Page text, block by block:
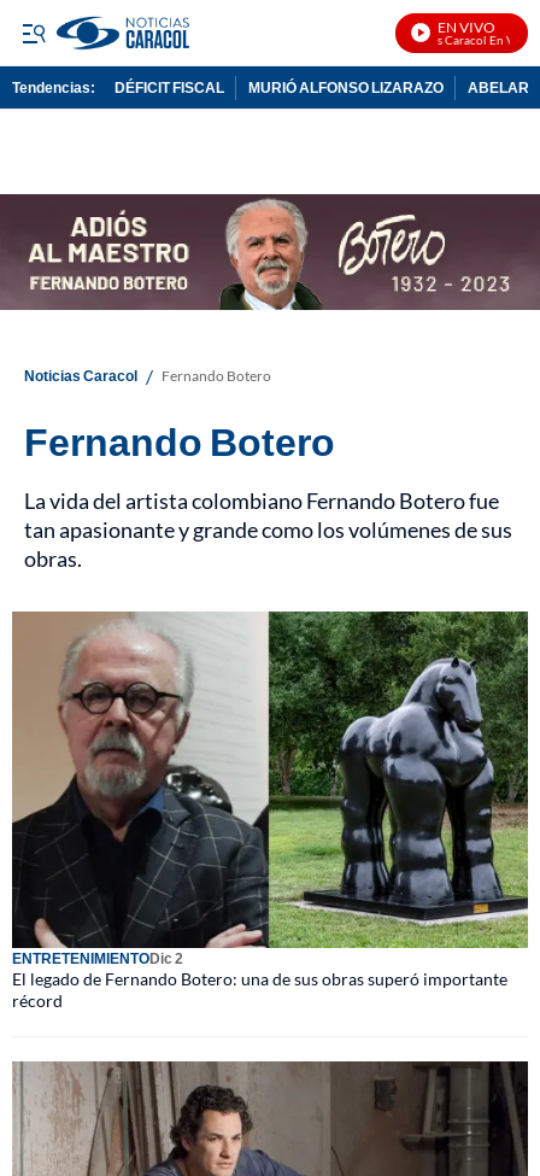
EN VIVO
Noticias Caracol En Vivo
Tendencias: DÉFICIT FISCAL MURIÓ ALFONSO LIZARAZO
Noticias Caracol / Fernando Botero
Fernando Botero
La vida del artista colombiano Fernando Botero fue
tan apasionante y grande como los volúmenes de sus
obras.
ENTRETENIMIENTODic 2
El legado de Fernando Botero: una de sus obras superó importante
récord